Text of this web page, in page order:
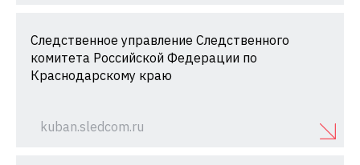
Следственное управление Следственного
комитета Российской Федерации по
Краснодарскому краю
kuban.sledcom.ru